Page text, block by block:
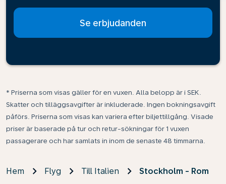
Se erbjudanden
* Priserna som visas gäller för en vuxen. Alla belopp är i SEK.
Skatter och tilläggsavgifter är inkluderade. Ingen bokningsavgift
påförs. Priserna som visas kan variera efter biljettillgång. Visade
priser är baserade på tur och retur-sökningar för 1 vuxen
passagerare och har samlats in inom de senaste 48 timmarna.
Hem Flyg Till Italien Stockholm - Rom